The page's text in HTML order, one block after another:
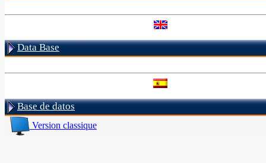
Data Base
Base de datos
Version classique